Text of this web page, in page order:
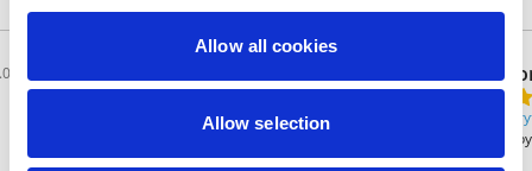
Allow all cookies
Allow selection
Klientów!
Dominika Pacyga
Zweryfikowana
można stworzyć fajny projekt
może